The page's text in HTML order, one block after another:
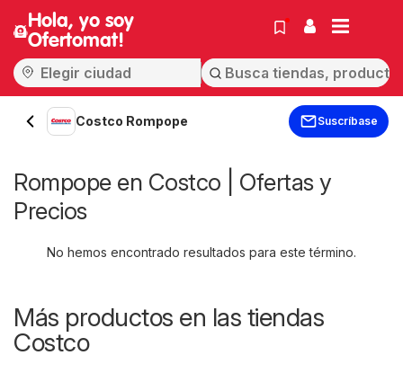
Hola, yo soy
Ofertomat!
Costco Rompope Suscríbase
Rompope en Costco | Ofertas y
Precios
No hemos encontrado resultados para este término.
Más productos en las tiendas
Costco